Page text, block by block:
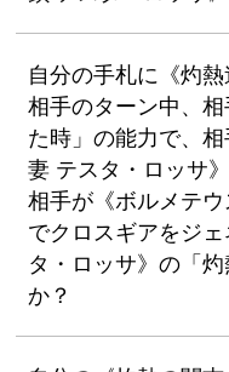
自分の手札に《灼
相手のターン中、
た時」の能力で、
妻 テスタ・ロッサ
相手が《ボルメテ
でクロスギアをジ
タ・ロッサ》の「
か？